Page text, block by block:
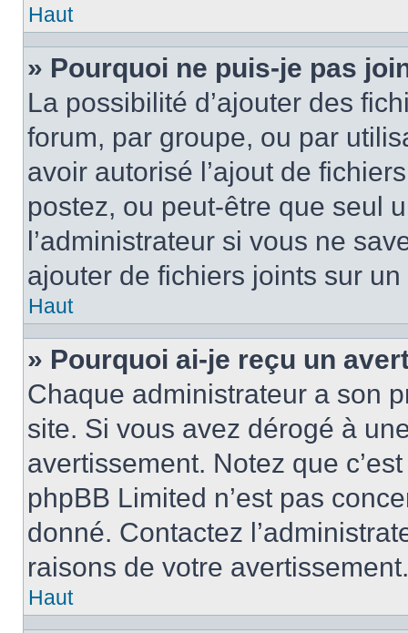
Haut
» Pourquoi ne puis-je pas
La possibilité d’ajouter des
forum, par groupe, ou par
avoir autorisé l’ajout de
postez, ou peut-être que seul
l’administrateur si vous ne
ajouter de fichiers joints sur un
Haut
» Pourquoi ai-je reçu un
Chaque administrateur a son
site. Si vous avez dérogé à
avertissement. Notez que
phpBB Limited n’est pas
donné. Contactez
raisons de votre avertissement.
Haut